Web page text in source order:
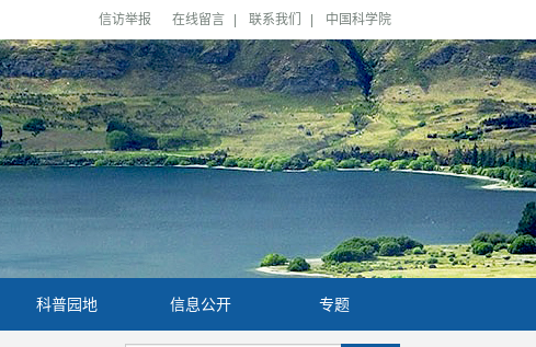
信访举报 在线留言 联系我们 中国科学院
科普园地 信息公开 专题